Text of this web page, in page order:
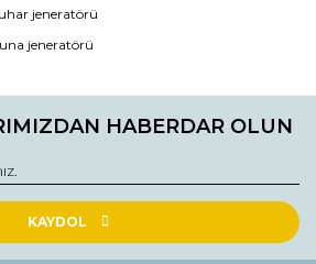
jeneratörü
jeneratörü
HABERDAR OLUN
KAYDOL